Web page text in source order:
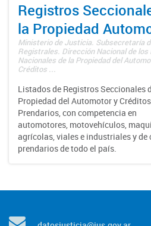
Registros
la Propiedad
Ministerio de Justicia. Subsecretaría
Registrales. Dirección Nacional de
Nacionales de la Propiedad del
Créditos ...
Listados de Registros Seccionales
Propiedad del Automotor y Créditos
Prendarios, con competencia en
automotores, motovehículos,
agrícolas, viales e industriales y de
prendarios de todo el país.